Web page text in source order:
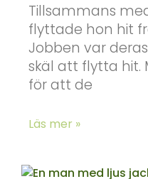
Tillsammans
flyttade hon hit
Jobben var
skäl att flytta hit.
för att de
Läs mer »